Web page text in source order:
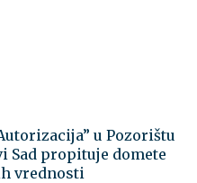
u Pozorištu
Sad propituje domete
vrednosti